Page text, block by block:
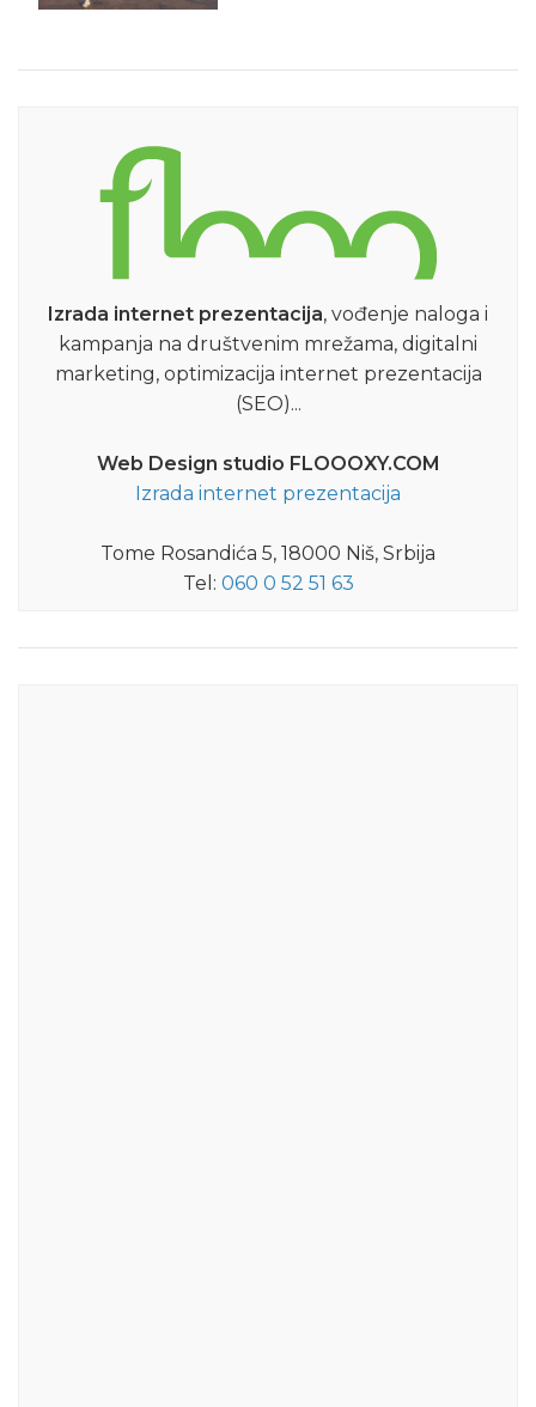
Izrada internet prezentacija, vođenje naloga i
kampanja na društvenim mrežama, digitalni
marketing, optimizacija internet prezentacija
(SEO)...
Web Design studio FLOOOXY.COM
Izrada internet prezentacija
Tome Rosandića 5, 18000 Niš, Srbija
Tel: 060 0 52 51 63